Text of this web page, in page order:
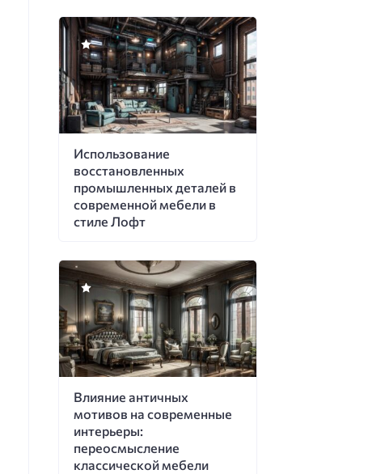
Использование
восстановленных
промышленных деталей в
современной мебели в
стиле Лофт
Влияние античных
мотивов на современные
интерьеры:
переосмысление
классической мебели